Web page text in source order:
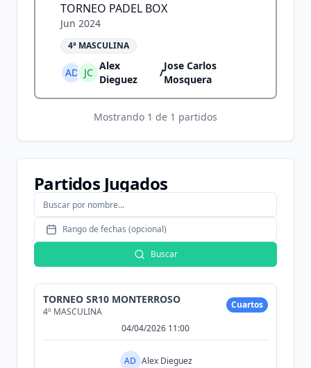
TORNEO PADEL BOX
Jun 2024
4ª MASCULINA
AD JC
Alex
Dieguez
/
Jose Carlos
Mosquera
Mostrando 1 de 1 partidos
Partidos Jugados
Rango de fechas (opcional)
Buscar
TORNEO SR10 MONTERROSO
4º MASCULINA
Cuartos
04/04/2026 11:00
AD Alex Dieguez